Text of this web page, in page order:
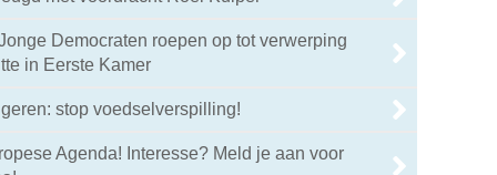
Democraten roepen op tot verwerping
in Eerste Kamer
stop voedselverspilling!
Agenda! Interesse? Meld je aan voor